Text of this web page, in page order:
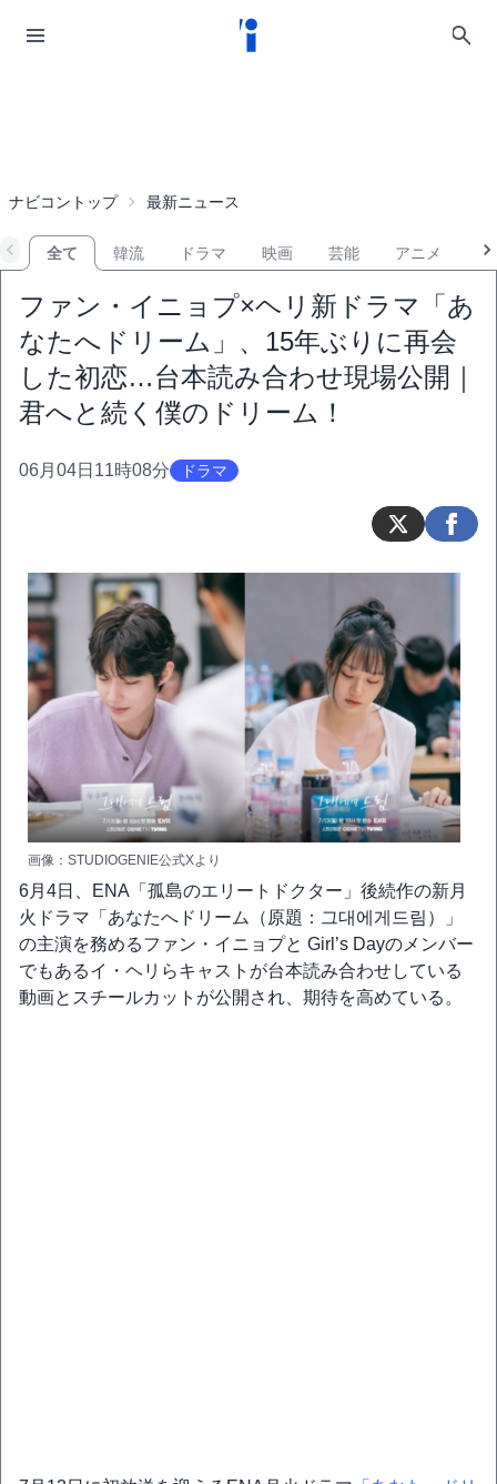
ナビコントップ 最新ニュース
全て 韓流 ドラマ 映画 芸能 アニメ
ファン・イニョプ×ヘリ新ドラマ「あ
なたへドリーム」、15年ぶりに再会
した初恋…台本読み合わせ現場公開｜
君へと続く僕のドリーム！
06月04日11時08分 ドラマ
画像：STUDIOGENIE公式Xより
6月4日、ENA「孤島のエリートドクター」後続作の新月
火ドラマ「あなたへドリーム（原題：그대에게드림）」
の主演を務めるファン・イニョプと Girl’s Dayのメンバー
でもあるイ・ヘリらキャストが台本読み合わせしている
動画とスチールカットが公開され、期待を高めている。